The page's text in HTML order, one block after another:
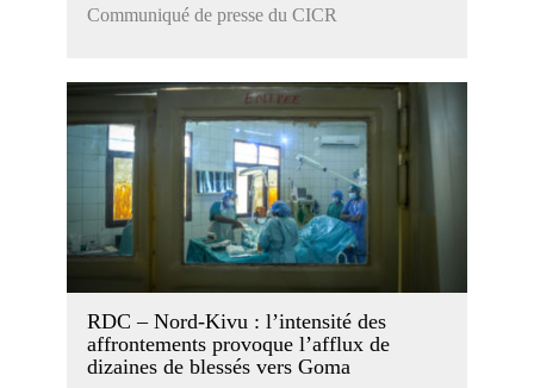
Communiqué de presse du CICR
RDC – Nord-Kivu : l’intensité des
affrontements provoque l’afflux de
dizaines de blessés vers Goma